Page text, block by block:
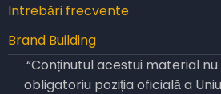
Intrebări frecvente
Brand Building
“Conținutul acestui material
obligatoriu poziția oficială a